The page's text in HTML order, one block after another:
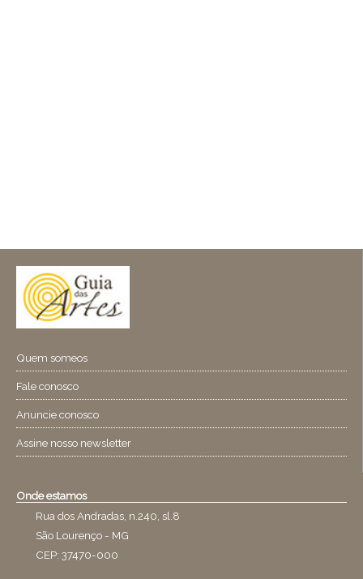
Quem someos
Fale conosco
Anuncie conosco
Assine nosso newsletter
Onde estamos
Rua dos Andradas, n.240, sl.8
São Lourenço - MG
CEP: 37470-000